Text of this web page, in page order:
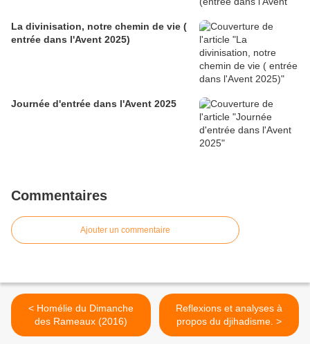
La divinisation, notre chemin de vie (
entrée dans l'Avent 2025)
Journée d'entrée dans l'Avent 2025
Commentaires
Ajouter un commentaire
< Homélie du Dimanche
des Rameaux (2016)
Reflexions et analyses à
propos du djihadisme. >